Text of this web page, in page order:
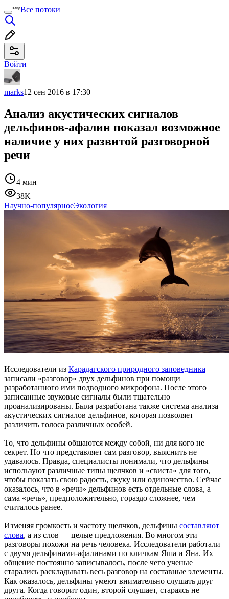
Все потоки
Войти
marks12 сен 2016 в 17:30
Анализ акустических сигналов
дельфинов-афалин показал возможное
наличие у них развитой разговорной
речи
4 мин
38K
Научно-популярноеЭкология
Исследователи из Карадагского природного заповедника
записали «разговор» двух дельфинов при помощи
разработанного ими подводного микрофона. После этого
записанные звуковые сигналы были тщательно
проанализированы. Была разработана также система анализа
акустических сигналов дельфинов, которая позволяет
различить голоса различных особей.
То, что дельфины общаются между собой, ни для кого не
секрет. Но что представляет сам разговор, выяснить не
удавалось. Правда, специалисты понимали, что дельфины
используют различные типы щелчков и «свиста» для того,
чтобы показать свою радость, скуку или одиночество. Сейчас
оказалось, что в «речи» дельфинов есть отдельные слова, а
сама «речь», предположительно, гораздо сложнее, чем
считалось ранее.
Изменяя громкость и частоту щелчков, дельфины составляют
слова, а из слов — целые предложения. Во многом эти
разговоры похожи на речь человека. Исследователи работали
с двумя дельфинами-афалинами по кличкам Яша и Яна. Их
общение постоянно записывалось, после чего ученые
старались раскладывать весь разговор на составные элементы.
Как оказалось, дельфины умеют внимательно слушать друг
друга. Когда говорит один, второй слушает, стараясь не